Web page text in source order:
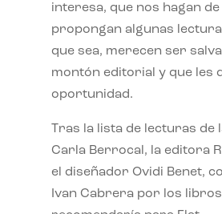
interesa, que nos hagan
propongan algunas
que sea, merecen ser
montón editorial y que les
oportunidad.
Tras la lista de lecturas de
Carla Berrocal, la editora
el diseñador Ovidi Benet,
Ivan Cabrera por los